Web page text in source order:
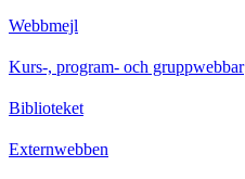
Webbmejl
Kurs-, program- och gruppwebbar
Biblioteket
Externwebben